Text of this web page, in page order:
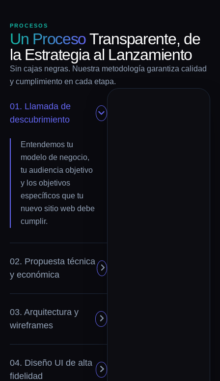
PROCESOS
Un ProcesoTransparente, de
la Estrategia al Lanzamiento
Sin cajas negras. Nuestra metodología garantiza calidad
y cumplimiento en cada etapa.
01. Llamada de
descubrimiento
Entendemos tu
modelo de negocio,
tu audiencia objetivo
y los objetivos
específicos que tu
nuevo sitio web debe
cumplir.
02. Propuesta técnica
y económica
03. Arquitectura y
wireframes
04. Diseño UI de alta
fidelidad